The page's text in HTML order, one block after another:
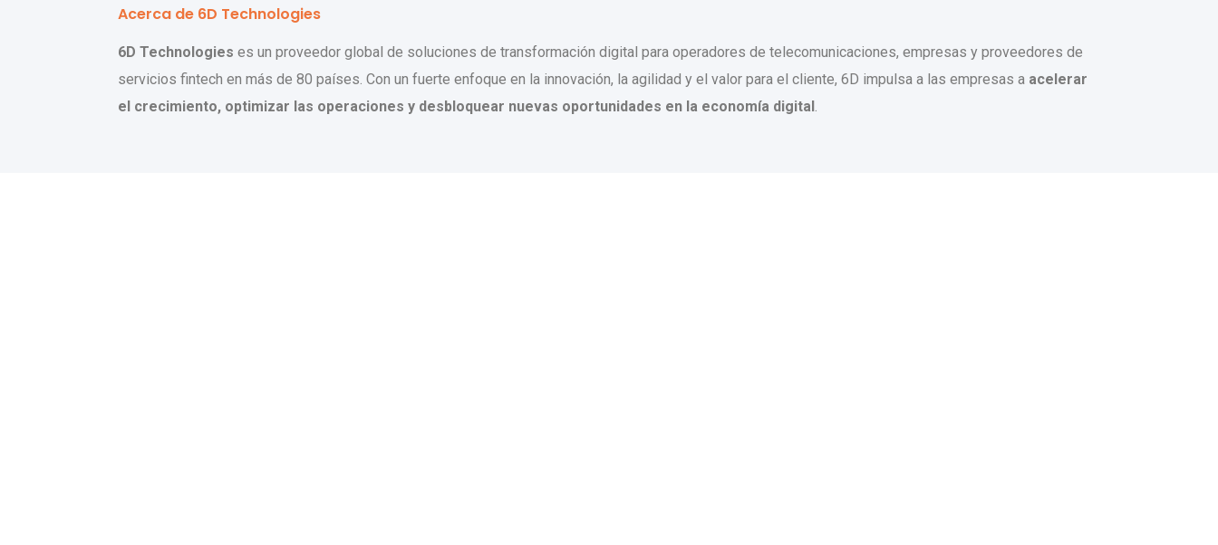
Acerca de 6D Technologies
6D Technologies es un proveedor global de soluciones de transformación digital para operadores de telecomunicaciones, empresas y proveedores de
servicios fintech en más de 80 países. Con un fuerte enfoque en la innovación, la agilidad y el valor para el cliente, 6D impulsa a las empresas a acelerar
el crecimiento, optimizar las operaciones y desbloquear nuevas oportunidades en la economía digital.